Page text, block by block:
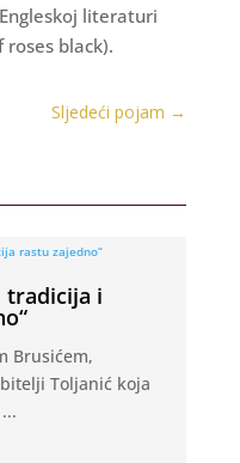
literaturi
black).
Sljedeći pojam →
tradicija i
Brusićem,
Toljanić koja